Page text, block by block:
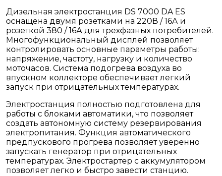
Дизельная электростанция DS 7000 DA ES
оснащена двумя розетками на 220В / 16А и
розеткой 380 / 16А для трехфазных потребителей.
Многофункциональный дисплей позволяет
контролировать основные параметры работы:
напряжение, частоту, нагрузку и количество
моточасов. Система подогрева воздуха во
впускном коллекторе обеспечивает легкий
запуск при отрицательных температурах.
Электростанция полностью подготовлена для
работы с блоками автоматики, что позволяет
создать автономную систему резервирования
электропитания. Функция автоматического
предпускового прогрева позволяет уверенно
запускать генератор при отрицательных
температурах. Электростартер с аккумулятором
позволяет легко и быстро завести станцию.